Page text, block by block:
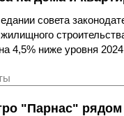
совета
4,5% ниже уровня 2024
"Парнас"